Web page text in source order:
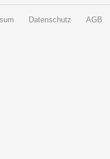
Datenschutz AGB